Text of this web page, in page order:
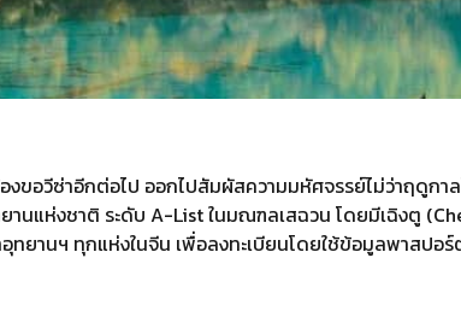
งขอวีซ่าอีกต่อไป ออกไปสัมผัสความมหัศจรรย์ไม่ว่าฤดูกา
แห่งชาติ ระดับ A-List ในมณฑลเสฉวน โดยมีเฉิงตู
ทยานฯ ทุกแห่งในจีน เพื่อลงทะเบียนโดยใช้ข้อมูลพาสปอ